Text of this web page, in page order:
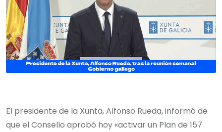
El presidente de la Xunta, Alfonso Rueda, informó de
que el Consello aprobó hoy «activar un Plan de 157